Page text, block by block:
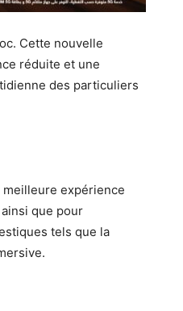
Cette nouvelle
réduite et une
des particuliers
meilleure expérience
que pour
tels que la